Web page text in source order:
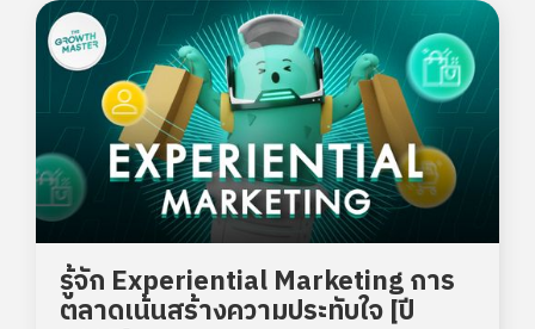
รู้จัก Experiential Marketing การ
ตลาดเน้นสร้างความประทับใจ [ปี